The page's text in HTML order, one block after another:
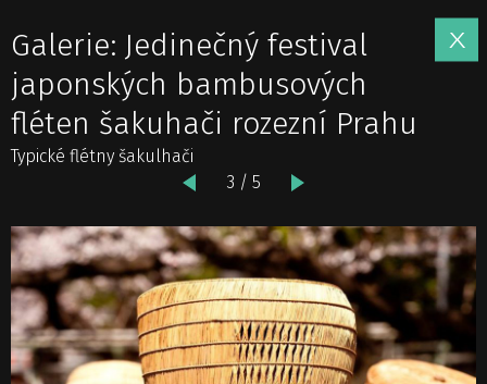
Galerie: Jedinečný festival
japonských bambusových
fléten šakuhači rozezní Prahu
Typické flétny šakulhači
3 / 5